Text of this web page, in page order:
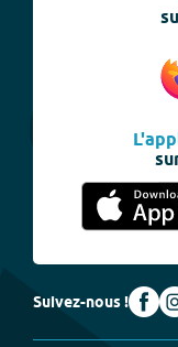
Suivez-nous !